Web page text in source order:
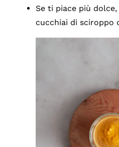
Se ti piace più
cucchiai di sciroppo